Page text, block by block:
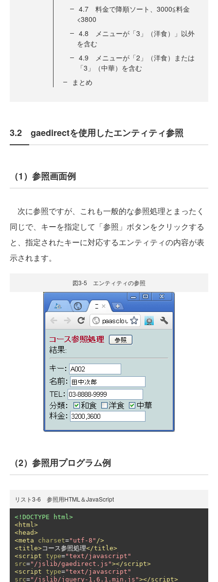
4.7 料金で降順ソート、3000≦料金
<3800
4.8 メニューが「3」（洋食）」以外
を含む
4.9 メニューが「2」（洋食）または
「3」（中華）を含む
まとめ
3.2 gaedirectを使用したエンティティ参照
（1）参照画面例
次に参照ですが、これも一般的な参照処理とまったく
同じで、キーを指定して「参照」ボタンをクリックする
と、指定されたキーに対応するエンティティの内容が表
示されます。
図3-5 エンティティの参照
（2）参照用プログラム例
リスト3-6 参照用HTML＆JavaScript
<!DOCTYPE html>
<html>
<head>
<meta
charset="utf-8" />
<title>コース参照処理</title>
<script type="text/javascript"
src="/jslib/gaedirect.js"></script>
<script type="text/javascript"
src="/jslib/jquery-1.6.1.min.js"></script>